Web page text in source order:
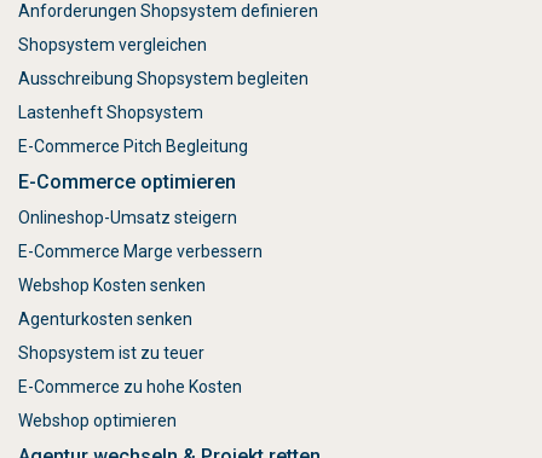
Anforderungen Shopsystem definieren
Shopsystem vergleichen
Ausschreibung Shopsystem begleiten
Lastenheft Shopsystem
E-Commerce Pitch Begleitung
E-Commerce optimieren
Onlineshop-Umsatz steigern
E-Commerce Marge verbessern
Webshop Kosten senken
Agenturkosten senken
Shopsystem ist zu teuer
E-Commerce zu hohe Kosten
Webshop optimieren